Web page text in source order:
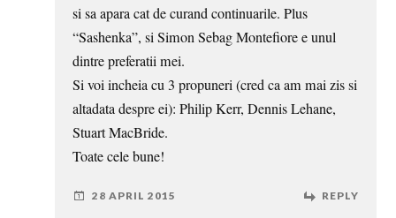
si sa apara cat de curand continuarile. Plus
“Sashenka”, si Simon Sebag Montefiore e unul
dintre preferatii mei.
Si voi incheia cu 3 propuneri (cred ca am mai zis si
altadata despre ei): Philip Kerr, Dennis Lehane,
Stuart MacBride.
Toate cele bune!
28 APRIL 2015 REPLY